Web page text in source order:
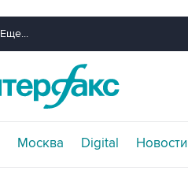
Еще...
Москва Digital Новости